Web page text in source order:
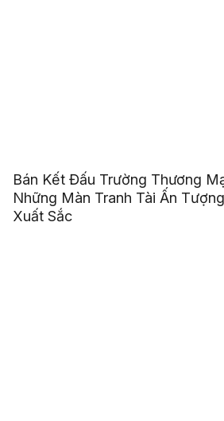
Bán Kết Đấu Trường Thương
Những Màn Tranh Tài Ấn
Xuất Sắc